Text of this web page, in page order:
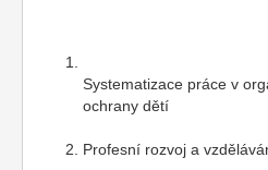
Systematizace práce v
ochrany dětí
Profesní rozvoj a